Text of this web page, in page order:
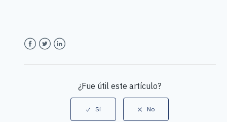
¿Fue útil este artículo?